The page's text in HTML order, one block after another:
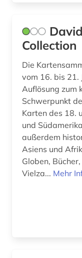
migration (1)
musik (1)
Collection
Die
vom 16. bis 21.
Auflösung zum
Schwerpunkt
Karten des 18.
und
außerdem
Asiens und
Globen,
Vielza... Mehr